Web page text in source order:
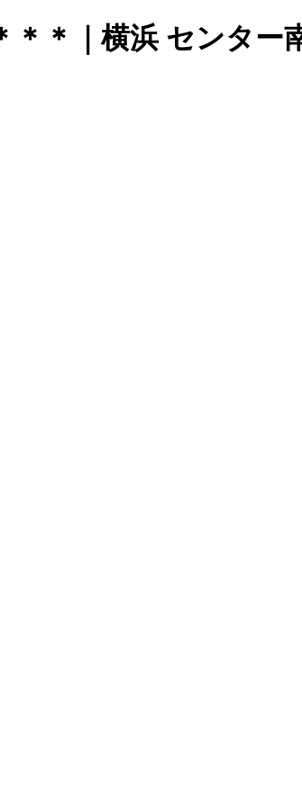
＊｜横浜 センター